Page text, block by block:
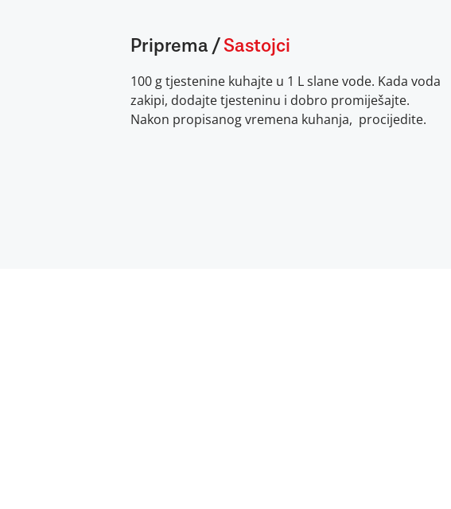
Priprema / Sastojci
100 g tjestenine kuhajte u 1 L slane vode. Kada voda
zakipi, dodajte tjesteninu i dobro promiješajte.
Nakon propisanog vremena kuhanja, procijedite.